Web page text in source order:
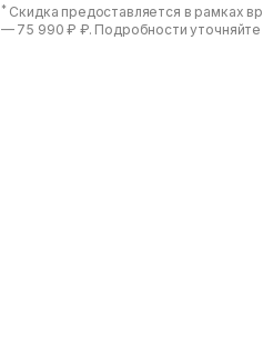
* Скидка предоставляется в рамках
— 75 990 ₽ ₽. Подробности уточняйте